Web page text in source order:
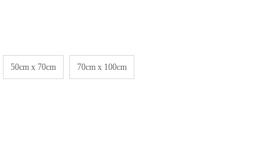
50cm x 70cm 70cm x 100cm